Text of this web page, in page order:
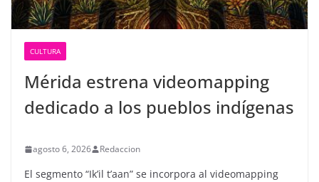
CULTURA
Mérida estrena videomapping
dedicado a los pueblos indígenas
agosto 6, 2026 Redaccion
El segmento “Ik’il t’aan” se incorpora al videomapping